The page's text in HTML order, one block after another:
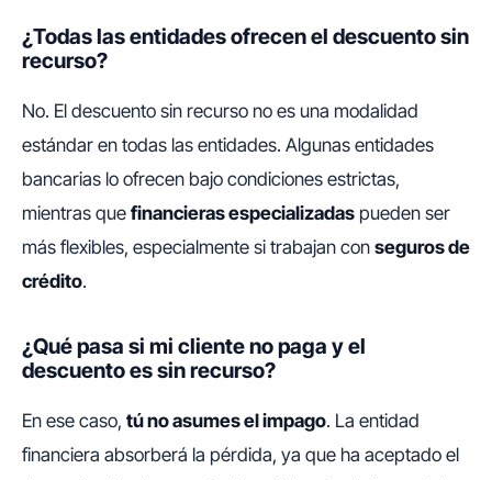
¿Todas las entidades ofrecen el descuento sin
recurso?
No. El descuento sin recurso no es una modalidad
estándar en todas las entidades. Algunas entidades
bancarias lo ofrecen bajo condiciones estrictas,
mientras que financieras especializadas pueden ser
más flexibles, especialmente si trabajan con seguros de
crédito.
¿Qué pasa si mi cliente no paga y el
descuento es sin recurso?
En ese caso, tú no asumes el impago. La entidad
financiera absorberá la pérdida, ya que ha aceptado el